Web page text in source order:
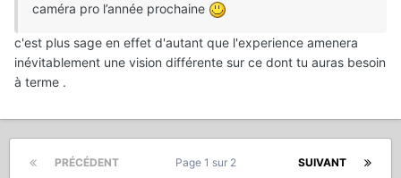
caméra pro l’année prochaine
c'est plus sage en effet d'autant que l'experience amenera
inévitablement une vision différente sur ce dont tu auras besoin
à terme .
PRÉCÉDENT SUIVANT
Page 1 sur 2